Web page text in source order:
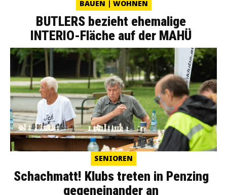
BAUEN | WOHNEN
BUTLERS bezieht ehemalige
INTERIO-Fläche auf der MAHÜ
SENIOREN
Schachmatt! Klubs treten in Penzing
gegeneinander an